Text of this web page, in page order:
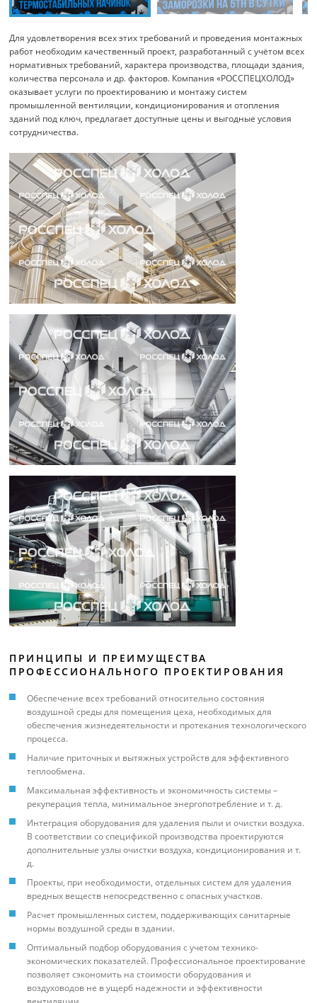
Для удовлетворения всех этих требований и проведения монтажных
работ необходим качественный проект, разработанный с учётом всех
нормативных требований, характера производства, площади здания,
количества персонала и др. факторов. Компания «РОССПЕЦХОЛОД»
оказывает услуги по проектированию и монтажу систем
промышленной вентиляции, кондиционирования и отопления
зданий под ключ, предлагает доступные цены и выгодные условия
сотрудничества.
ПРИНЦИПЫ И ПРЕИМУЩЕСТВА
ПРОФЕССИОНАЛЬНОГО ПРОЕКТИРОВАНИЯ
Обеспечение всех требований относительно состояния
воздушной среды для помещения цеха, необходимых для
обеспечения жизнедеятельности и протекания технологического
процесса.
Наличие приточных и вытяжных устройств для эффективного
теплообмена.
Максимальная эффективность и экономичность системы –
рекуперация тепла, минимальное энергопотребление и т. д.
Интеграция оборудования для удаления пыли и очистки воздуха.
В соответствии со спецификой производства проектируются
дополнительные узлы очистки воздуха, кондиционирования и т.
д.
Проекты, при необходимости, отдельных систем для удаления
вредных веществ непосредственно с опасных участков.
Расчет промышленных систем, поддерживающих санитарные
нормы воздушной среды в здании.
Оптимальный подбор оборудования с учетом технико-
экономических показателей. Профессиональное проектирование
позволяет сэкономить на стоимости оборудования и
воздуховодов не в ущерб надежности и эффективности